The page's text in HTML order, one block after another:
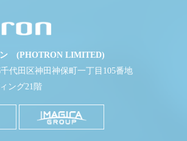
ン (PHOTRON LIMITED)
代田区神田神保町一丁目105番地
ング21階